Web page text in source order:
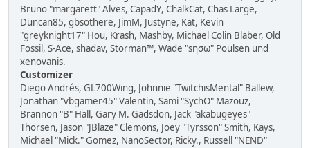
Bruno "margarett" Alves, CapadY, ChalkCat, Chas Large,
Duncan85, gbsothere, JimM, Justyne, Kat, Kevin
"greyknight17" Hou, Krash, Mashby, Michael Colin Blaber, Old
Fossil, S-Ace, shadav, Storman™, Wade "sησω" Poulsen und
xenovanis.
Customizer
Diego Andrés, GL700Wing, Johnnie "TwitchisMental" Ballew,
Jonathan "vbgamer45" Valentin, Sami "SychO" Mazouz,
Brannon "B" Hall, Gary M. Gadsdon, Jack "akabugeyes"
Thorsen, Jason "JBlaze" Clemons, Joey "Tyrsson" Smith, Kays,
Michael "Mick." Gomez, NanoSector, Ricky., Russell "NEND"